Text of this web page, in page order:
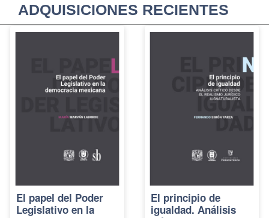
ADQUISICIONES RECIENTES
El papel del Poder
Legislativo en la
El principio de
igualdad. Análisis